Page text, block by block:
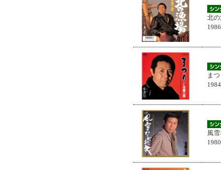
北
ま
風